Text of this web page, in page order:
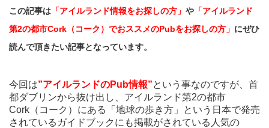
この記事は 「アイルランド情報をお探しの方」 や 「アイルランド
第2の都市Cork（コーク）でおススメのPubをお探しの方」 にぜひ
読んで頂きたい記事となっています。
今回は”アイルランドのPub情報”という事なのですが、首
都ダブリンから抜け出し、アイルランド第2の都市
Cork（コーク）にある「地球の歩き方」という日本で発売
されているガイドブックにも掲載がされている人気の